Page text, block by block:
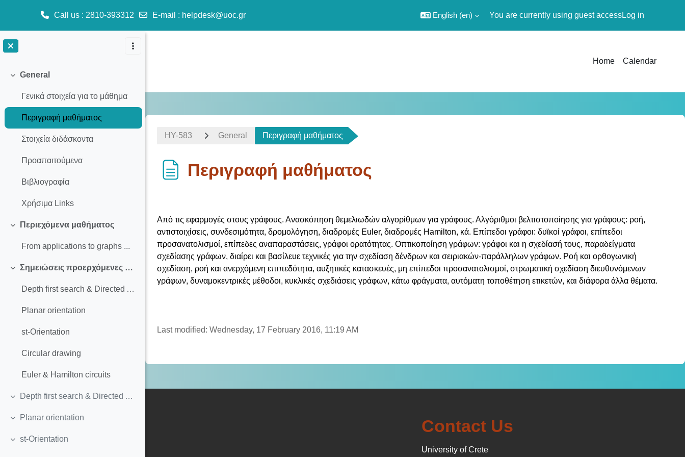
Call us : 2810-393312 E-mail : helpdesk@uoc.gr English ‎(en)‎ You are currently using guest accessLog in
Home Calendar
Collapse
General
Γενικά στοιχεία για το μάθημα
Περιγραφή μαθήματος
Στοιχεία διδάσκοντα
Προαπαιτούμενα
Βιβλιογραφία
Χρήσιμα Links
Collapse
Περιεχόμενα μαθήματος
From applications to graphs ...
Collapse
Σημειώσεις προερχόμενες από εργασίες φοιτητών
Depth first search & Directed Acyclic Graphs
Planar orientation
st-Orientation
Circular drawing
Euler & Hamilton circuits
Collapse
Depth first search & Directed Acyclic Graphs
Collapse
Planar orientation
Collapse
st-Orientation
HY-583 General Περιγραφή μαθήματος
Περιγραφή μαθήματος
Από τις εφαρμογές στους γράφους. Ανασκόπηση θεμελιωδών αλγορίθμων για γράφους. Αλγόριθμοι βελτιστοποίησης για γράφους: ροή,
αντιστοιχίσεις, συνδεσιμότητα, δρομολόγηση, διαδρομές Euler, διαδρομές Hamilton, κά. Επίπεδοι γράφοι: δυϊκοί γράφοι, επίπεδοι
προσανατολισμοί, επίπεδες αναπαραστάσεις, γράφοι ορατότητας. Οπτικοποίηση γράφων: γράφοι και η σχεδίασή τους, παραδείγματα
σχεδίασης γράφων, διαίρει και βασίλευε τεχνικές για την σχεδίαση δένδρων και σειριακών-παράλληλων γράφων. Ροή και ορθογωνική
σχεδίαση, ροή και ανερχόμενη επιπεδότητα, αυξητικές κατασκευές, μη επίπεδοι προσανατολισμοί, στρωματική σχεδίαση διευθυνόμενων
γράφων, δυναμοκεντρικές μέθοδοι, κυκλικές σχεδιάσεις γράφων, κάτω φράγματα, αυτόματη τοποθέτηση ετικετών, και διάφορα άλλα θέματα.
Last modified: Wednesday, 17 February 2016, 11:19 AM
Contact Us
University of Crete